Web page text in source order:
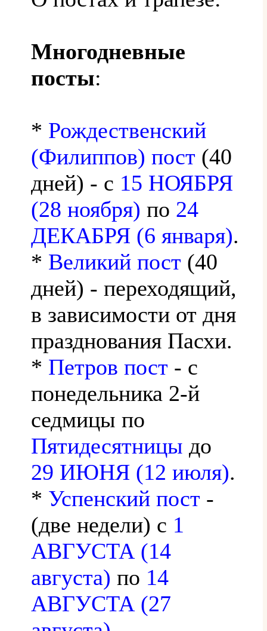
Многодневные
посты:
* Рождественский
(Филиппов) пост (40
дней) - с 15 НОЯБРЯ
(28 ноября) по 24
ДЕКАБРЯ (6 января).
* Великий пост (40
дней) - переходящий,
в зависимости от дня
празднования Пасхи.
* Петров пост - с
понедельника 2-й
седмицы по
Пятидесятницы до
29 ИЮНЯ (12 июля).
* Успенский пост -
(две недели) с 1
АВГУСТА (14
августа) по 14
АВГУСТА (27